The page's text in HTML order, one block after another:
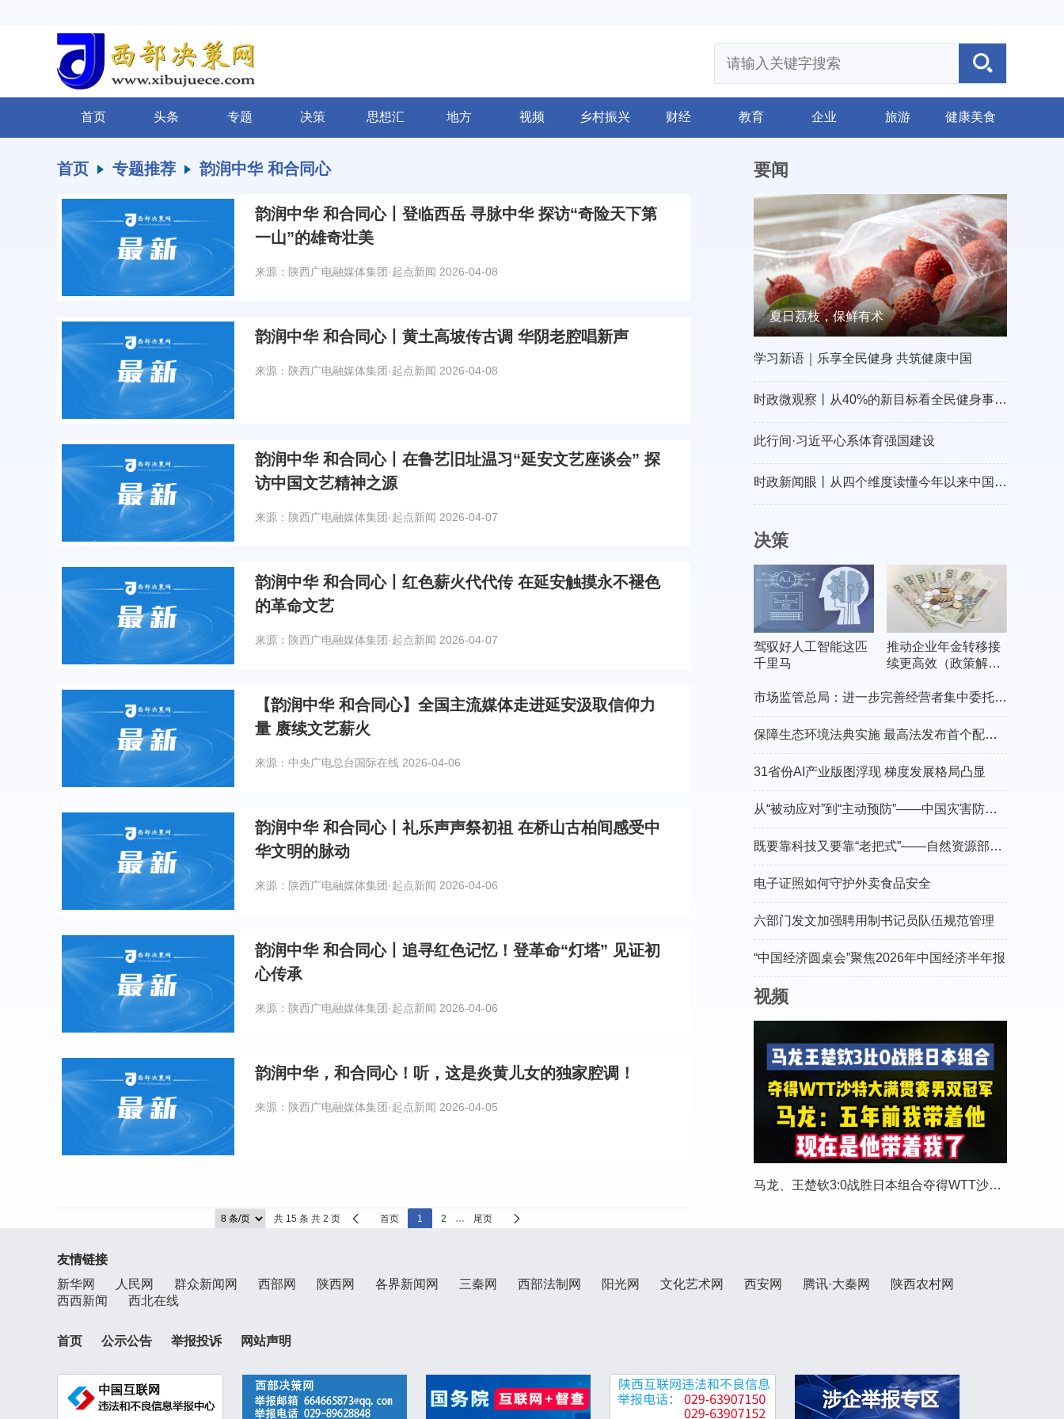
首页 头条 专题 决策 思想汇 地方 视频 乡村振兴 财经 教育 企业 旅游 健康美食
首页 专题推荐 韵润中华 和合同心
韵润中华 和合同心丨登临西岳 寻脉中华 探访“奇险天下第
一山”的雄奇壮美
来源：陕西广电融媒体集团·起点新闻 2026-04-08
韵润中华 和合同心丨黄土高坡传古调 华阴老腔唱新声
来源：陕西广电融媒体集团·起点新闻 2026-04-08
韵润中华 和合同心丨在鲁艺旧址温习“延安文艺座谈会” 探
访中国文艺精神之源
来源：陕西广电融媒体集团·起点新闻 2026-04-07
韵润中华 和合同心丨红色薪火代代传 在延安触摸永不褪色
的革命文艺
来源：陕西广电融媒体集团·起点新闻 2026-04-07
【韵润中华 和合同心】全国主流媒体走进延安汲取信仰力
量 赓续文艺薪火
来源：中央广电总台国际在线 2026-04-06
韵润中华 和合同心丨礼乐声声祭初祖 在桥山古柏间感受中
华文明的脉动
来源：陕西广电融媒体集团·起点新闻 2026-04-06
韵润中华 和合同心丨追寻红色记忆！登革命“灯塔” 见证初
心传承
来源：陕西广电融媒体集团·起点新闻 2026-04-06
韵润中华，和合同心！听，这是炎黄儿女的独家腔调！
来源：陕西广电融媒体集团·起点新闻 2026-04-05
共 15 条 共 2 页 首页 1 2 … 尾页
要闻
夏日荔枝，保鲜有术
学习新语｜乐享全民健身 共筑健康中国
时政微观察丨从40%的新目标看全民健身事业高质量发展
此行间·习近平心系体育强国建设
时政新闻眼丨从四个维度读懂今年以来中国元首外交
决策
驾驭好人工智能这匹
千里马
推动企业年金转移接
续更高效（政策解
市场监管总局：进一步完善经营者集中委托审查制度
保障生态环境法典实施 最高法发布首个配套司法解释
31省份AI产业版图浮现 梯度发展格局凸显
从“被动应对”到“主动预防”——中国灾害防御协会会长郑国光谈防灾减灾的“硬核”守护
既要靠科技又要靠“老把式”——自然资源部有关负责人介绍“十五五”地灾防治工作
电子证照如何守护外卖食品安全
六部门发文加强聘用制书记员队伍规范管理
“中国经济圆桌会”聚焦2026年中国经济半年报
视频
马龙、王楚钦3:0战胜日本组合夺得WTT沙特大满贯
友情链接
新华网
人民网 群众新闻网 西部网 陕西网 各界新闻网 三秦网 西部法制网 阳光网 文化艺术网 西安网 腾讯·大秦网
陕西农村网
西西新闻
西北在线
首页 公示公告 举报投诉 网站声明